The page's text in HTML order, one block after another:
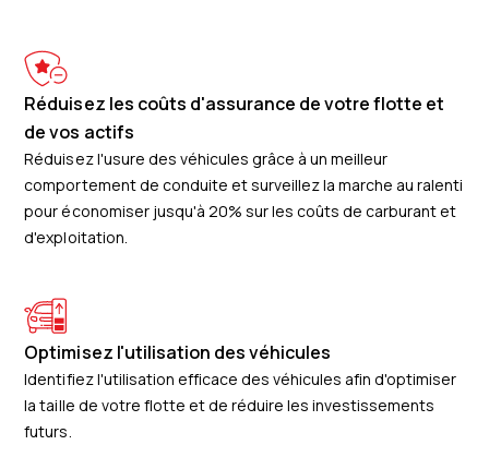
Réduisez les coûts d'assurance de votre flotte et
de vos actifs
Réduisez l'usure des véhicules grâce à un meilleur
comportement de conduite et surveillez la marche au ralenti
pour économiser jusqu'à 20% sur les coûts de carburant et
d'exploitation.
Optimisez l'utilisation des véhicules
Identifiez l'utilisation efficace des véhicules afin d'optimiser
la taille de votre flotte et de réduire les investissements
futurs.